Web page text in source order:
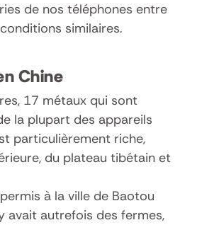
de nos téléphones entre
similaires.
Chine
17 métaux qui sont
la plupart des appareils
particulièrement riche,
du plateau tibétain et
à la ville de Baotou
avait autrefois des fermes,